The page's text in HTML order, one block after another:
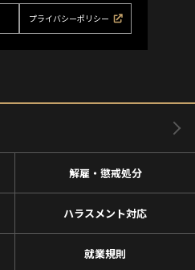
プライバシーポリシー
解雇・懲戒処分
ハラスメント対応
就業規則